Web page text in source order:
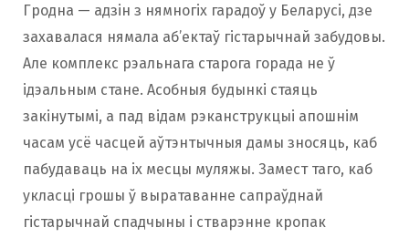
Гродна — адзін з нямногіх гарадоў у Беларусі, дзе
захавалася нямала аб’ектаў гістарычнай забудовы.
Але комплекс рэальнага старога горада не ў
ідэальным стане. Асобныя будынкі стаяць
закінутымі, а пад відам рэканструкцыі апошнім
часам усё часцей аўтэнтычныя дамы зносяць, каб
пабудаваць на іх месцы муляжы. Замест таго, каб
укласці грошы ў выратаванне сапраўднай
гістарычнай спадчыны і стварэнне кропак